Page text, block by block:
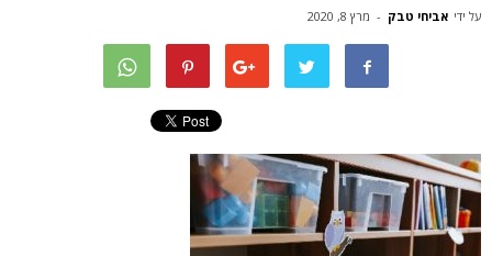
על ידי אביחי טבק - מרץ 8, 2020